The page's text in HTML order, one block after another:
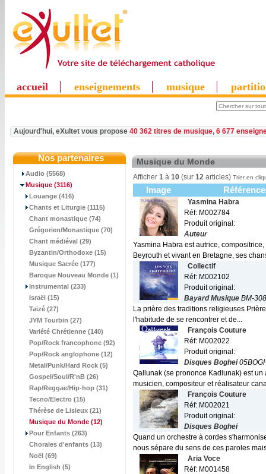
accueil enseignements musique
Aujourd'hui, eXultet vous propose 40 362 titres de musique, 6 677
Nos partenaires
Audio (5568)
Musique (3116)
Louange (416)
Chants et Liturgie (1115)
Chant monastique (74)
Grégorien/Monastique (70)
Chant médiéval (29)
Byzantin/Orthodoxe (15)
Musique Sacrée (177)
Baroque Nouveau Monde (1)
Instrumental (233)
Israël (15)
Taizé (27)
JYM Tourbin (27)
Variété Chrétienne (140)
Pop/Rock francophone (92)
Pop/Rock anglophone (12)
Metal/Punk/Hard Rock (5)
Gospel/Soul/R'nB (26)
Rap/Reggae/Hip-hop (31)
Tecno/Electro (15)
Thérèse de Lisieux (21)
Musique du Monde (12)
Pour Enfants (263)
Chorales d'enfants (13)
Noël (69)
In English (5)
Musique du Monde
Afficher 1 à 10 (sur 12 articles) Trier en
Image
Yasmina Habra
Réf: M002784
Produit original:
Auteur
Yasmina Habra est autrice,
Beyrouth et vivant en Bretagne, ses
Collectif
Réf: M002102
Produit original:
Bayard Musique BM-
La prière des traditions religieuses
l'habitude de se rencontrer et de...
François Couture
Réf: M002022
Produit original:
Disques Boghei
Qallunak (se prononce Kadlunak) est
musicien, compositeur et réalisateur
François Couture
Réf: M002021
Produit original:
Disques Boghei
Quand un orchestre à cordes
nous sépare du sens de ces paroles
Aria Voce
Réf: M001458